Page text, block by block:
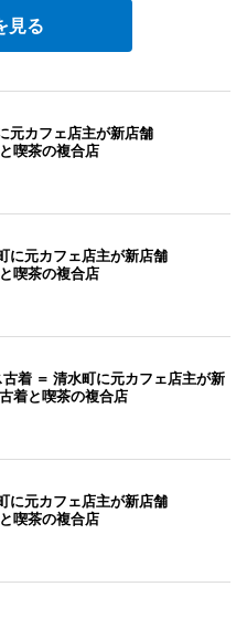
見る
元カフェ店主が新店舗
喫茶の複合店
に元カフェ店主が新店舗
喫茶の複合店
着 ＝ 清水町に元カフェ店主が新
着と喫茶の複合店
に元カフェ店主が新店舗
喫茶の複合店